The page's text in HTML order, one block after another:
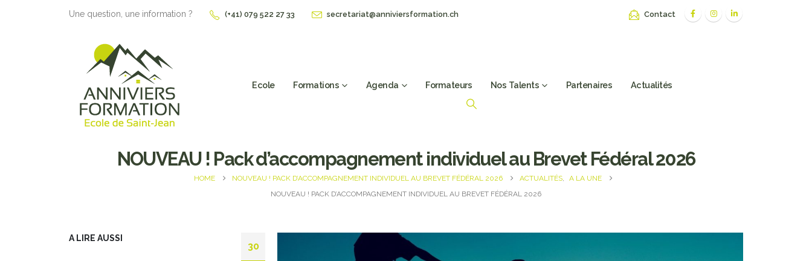
Une question, une information ? (+41) 079 522 27 33 secretariat@anniviersformation.ch Contact
Ecole Formations Agenda Formateurs Nos Talents Partenaires Actualités
NOUVEAU ! Pack d’accompagnement individuel au Brevet Fédéral 2026
HOME NOUVEAU ! PACK D’ACCOMPAGNEMENT INDIVIDUEL AU BREVET FÉDÉRAL 2026 ACTUALITÉS,
A LA UNE
NOUVEAU ! PACK D’ACCOMPAGNEMENT INDIVIDUEL AU BREVET FÉDÉRAL 2026
30
A LIRE AUSSI